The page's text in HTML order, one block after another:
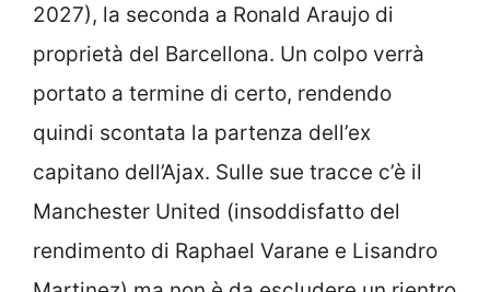
2027), la seconda a Ronald Araujo di
proprietà del Barcellona. Un colpo verrà
portato a termine di certo, rendendo
quindi scontata la partenza dell’ex
capitano dell’Ajax. Sulle sue tracce c’è il
Manchester United (insoddisfatto del
rendimento di Raphael Varane e Lisandro